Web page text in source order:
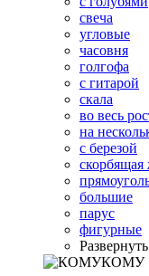
свеча
угловые
часовня
голгофа
с гитарой
скала
во весь
на
с березой
большие
парус
фигурные
КОМУ